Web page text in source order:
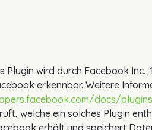
wird durch Facebook Inc.,
erkennbar. Weitere
docs/
welche ein solches Plugin